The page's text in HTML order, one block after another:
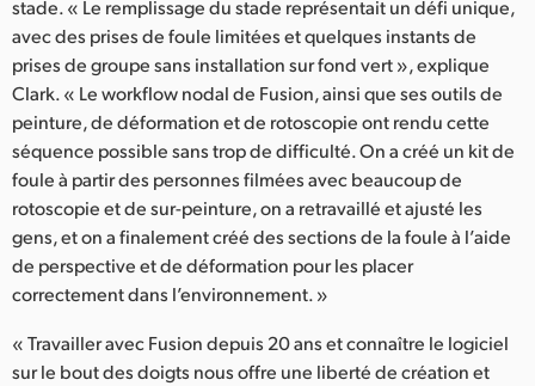
stade. « Le remplissage du stade représentait un défi unique,
avec des prises de foule limitées et quelques instants de
prises de groupe sans installation sur fond vert », explique
Clark. « Le workflow nodal de Fusion, ainsi que ses outils de
peinture, de déformation et de rotoscopie ont rendu cette
séquence possible sans trop de difficulté. On a créé un kit de
foule à partir des personnes filmées avec beaucoup de
rotoscopie et de sur-peinture, on a retravaillé et ajusté les
gens, et on a finalement créé des sections de la foule à l’aide
de perspective et de déformation pour les placer
correctement dans l’environnement. »
« Travailler avec Fusion depuis 20 ans et connaître le logiciel
sur le bout des doigts nous offre une liberté de création et